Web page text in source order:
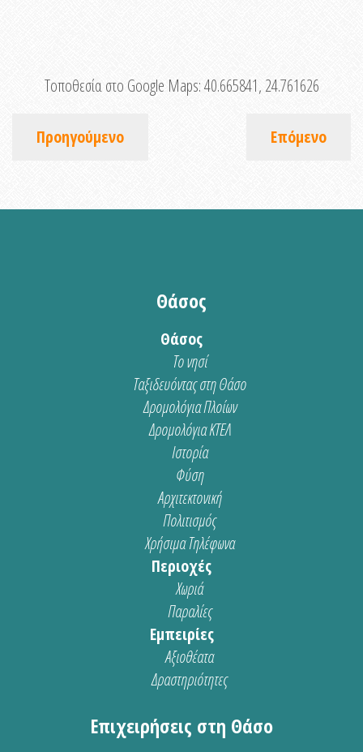
Τοποθεσία στο Google Maps:40.665841, 24.761626
Προηγούμενο Επόμενο
Θάσος
Θάσος
Το νησί
Ταξιδευόντας στη Θάσο
Δρομολόγια Πλοίων
Δρομολόγια ΚΤΕΛ
Ιστορία
Φύση
Αρχιτεκτονική
Πολιτισμός
Χρήσιμα Τηλέφωνα
Περιοχές
Χωριά
Παραλίες
Εμπειρίες
Αξιοθέατα
Δραστηριότητες
Επιχειρήσεις στη Θάσο